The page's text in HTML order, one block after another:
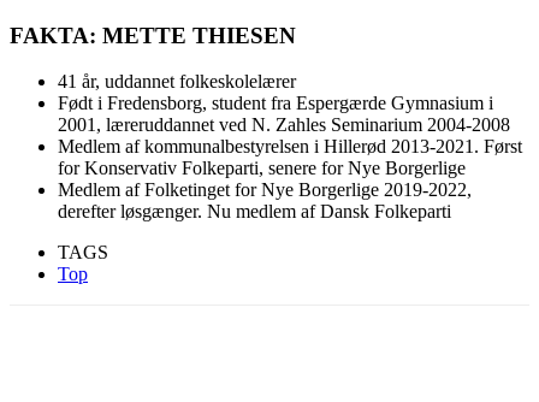
FAKTA: METTE THIESEN
41 år, uddannet folkeskolelærer
Født i Fredensborg, student fra Espergærde Gymnasium i
2001, læreruddannet ved N. Zahles Seminarium 2004-2008
Medlem af kommunalbestyrelsen i Hillerød 2013-2021. Først
for Konservativ Folkeparti, senere for Nye Borgerlige
Medlem af Folketinget for Nye Borgerlige 2019-2022,
derefter løsgænger. Nu medlem af Dansk Folkeparti
TAGS
Top